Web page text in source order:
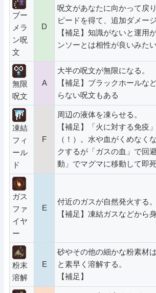
ブー
メラ
ン呪
文
D
呪文があなたに向かって戻
ピードを得て、追加ダメー
【補足】知識がないと運用
ンソーとは相性が良いみたい
無限
呪文
A
大半の呪文が無限になる。
【補足】ブラックホールな
らない呪文もある
凍結
フィ
ール
ド
F
周辺の液体を凍らせる。
【補足】「火に対する免疫
（！）。水や血がくめなく
クするが「ガスの血」で回
動」でマグマに移動して即
ガス
ファ
イヤ
ー
E
付近のガスが自然発火する。
【補足】凍結ガスなどから
粉末
溶解
E
砂やその他の細かな粉素材
と素早く溶解する。
【補足】